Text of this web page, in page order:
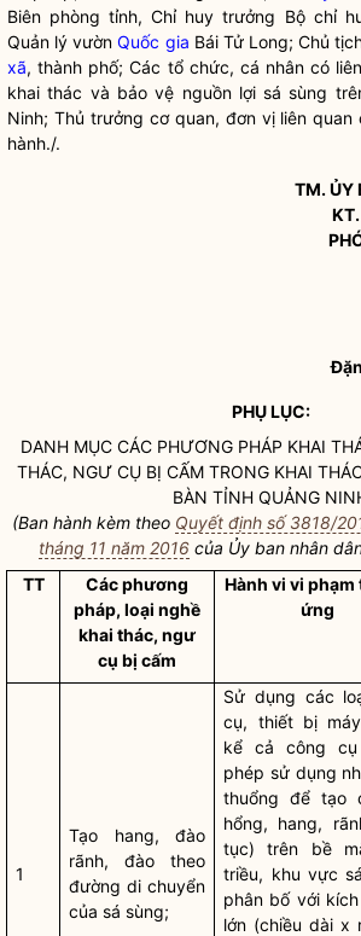
Biên phòng tỉnh,Chỉ huy trưởng Bộ chỉ
Quản lý vườnQuốc gia Bái Tử Long; Chủ
xã, thành phố; Các tổ chức, cá nhân có
khai thác và bảo vệ nguồn lợi sá sùng
Ninh; Thủ trưởng cơ quan, đơn vị liên
hành./.
TM. ỦY
PHỤ LỤC:
DANH MỤC CÁC PHƯƠNG PHÁP KHAI
THÁC, NGƯ CỤ BỊ CẤM TRONG KHAI
BÀN TỈNH QUẢNG
(Ban hành kèm theo Quyết định số 3818/
tháng 11 năm 2016 của Ủy ban nhân
TT
Các phương
pháp, loại nghề
khai thác, ngư
cụ bị cấm
Hành vi vi phạm
ứng
1
Tạo hang, đào
rãnh, đào theo
đường di chuyển
của sá sùng;
Sử dụng các
cụ, thiết bị
kể cả công
phép sử dụng
thuổng để tạo
hổng, hang,
tục) trên bề
triều, khu vực
phân bố với
lớn (chiều dài x